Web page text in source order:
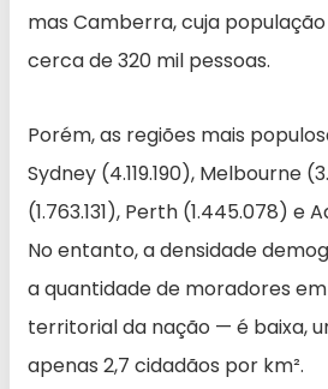
mas Camberra, cuja
cerca de 320 mil pessoas.
Porém, as regiões mais
Sydney (4.119.190), Melbourne
(1.763.131), Perth (1.445.078) e
No entanto, a densidade
a quantidade de moradores
territorial da nação — é baixa,
apenas 2,7 cidadãos por km².